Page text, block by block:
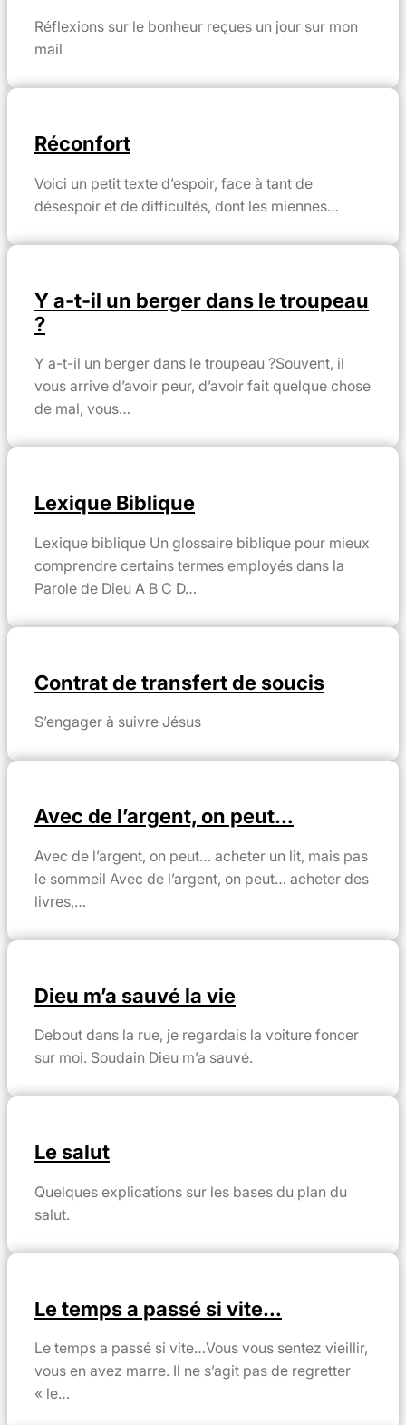
Réflexions sur le bonheur reçues un jour sur mon
mail
Réconfort
Voici un petit texte d’espoir, face à tant de
désespoir et de difficultés, dont les miennes…
Y a-t-il un berger dans le troupeau
?
Y a-t-il un berger dans le troupeau ?Souvent, il
vous arrive d’avoir peur, d’avoir fait quelque chose
de mal, vous…
Lexique Biblique
Lexique biblique Un glossaire biblique pour mieux
comprendre certains termes employés dans la
Parole de Dieu A B C D…
Contrat de transfert de soucis
S’engager à suivre Jésus
Avec de l’argent, on peut…
Avec de l’argent, on peut… acheter un lit, mais pas
le sommeil Avec de l’argent, on peut… acheter des
livres,…
Dieu m’a sauvé la vie
Debout dans la rue, je regardais la voiture foncer
sur moi. Soudain Dieu m’a sauvé.
Le salut
Quelques explications sur les bases du plan du
salut.
Le temps a passé si vite…
Le temps a passé si vite…Vous vous sentez vieillir,
vous en avez marre. Il ne s’agit pas de regretter
« le…